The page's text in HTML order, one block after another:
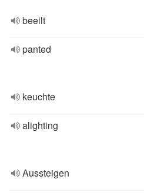
beeilt
panted
keuchte
alighting
Aussteigen